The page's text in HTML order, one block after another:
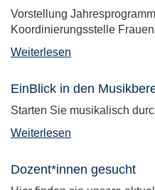
Vorstellung
Koordinierungsstelle
Weiterlesen
EinBlick in den
Starten Sie musikalisch
Weiterlesen
Dozent*innen gesucht